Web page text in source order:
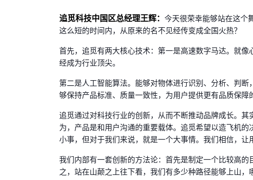
追觅科技中国区总经理王辉： 今天很荣幸能够站在这个
这么短的时间内，从原来的名不见经传变成全国火热？
首先，追觅有两大核心技术：第一是高速数字马达。就
经成为行业顶尖。
第二是人工智能算法。能够对物体进行识别、分析、判
够保持产品标准、质量一致性，为用户提供更有品质保障
追觅通过对科技行业的创新，从而不断推动品牌成长。
为，产品是和用户沟通的重要载体。追觅希望以造飞机
小事，但对于我们来说，就是一个大事情。我们相信，
我们内部有一套创新的方法论：首先是制定一个比较高
之，站在山颠之上往下看，我们有多少种路径能够上山